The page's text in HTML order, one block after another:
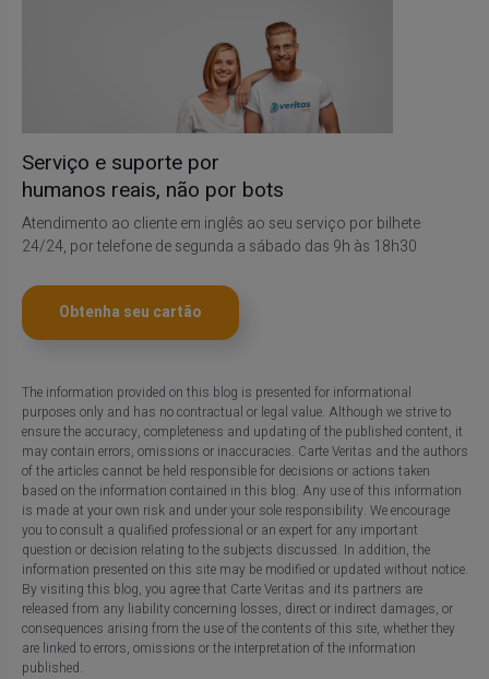
Serviço e suporte por
humanos reais, não por bots
Atendimento ao cliente em inglês ao seu serviço por bilhete
24/24, por telefone de segunda a sábado das 9h às 18h30
Obtenha seu cartão
The information provided on this blog is presented for informational
purposes only and has no contractual or legal value. Although we strive to
ensure the accuracy, completeness and updating of the published content, it
may contain errors, omissions or inaccuracies. Carte Veritas and the authors
of the articles cannot be held responsible for decisions or actions taken
based on the information contained in this blog. Any use of this information
is made at your own risk and under your sole responsibility. We encourage
you to consult a qualified professional or an expert for any important
question or decision relating to the subjects discussed. In addition, the
information presented on this site may be modified or updated without notice.
By visiting this blog, you agree that Carte Veritas and its partners are
released from any liability concerning losses, direct or indirect damages, or
consequences arising from the use of the contents of this site, whether they
are linked to errors, omissions or the interpretation of the information
published.